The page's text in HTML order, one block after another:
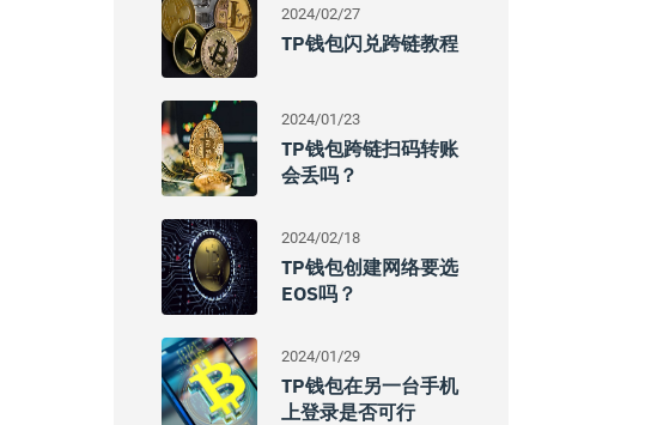
2024/02/27
TP钱包闪兑跨链教程
2024/01/23
TP钱包跨链扫码转账
会丢吗？
2024/02/18
TP钱包创建网络要选
EOS吗？
2024/01/29
TP钱包在另一台手机
上登录是否可行